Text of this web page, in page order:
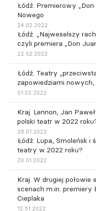
Łódź. Premierowy
Nowego
24.02.2022
Łódź. „Najweselszy
czyli premiera „Don
22.02.2022
Łódź. Teatry
zapowiedziami
01.02.2022
Kraj. Lennon, Jan
polski teatr w 2022
28.01.2022
Łódź. Lupa, Smoleńsk i
teatry w 2022 roku?
20.01.2022
Kraj. W drugiej połowie
scenach m.in. premiery
Cieplaka
12.01.2022